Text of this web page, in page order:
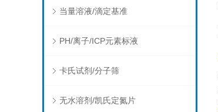
当量溶液/滴定基准
PH/离子/ICP元素标液
卡氏试剂/分子筛
无水溶剂/凯氏定氮片